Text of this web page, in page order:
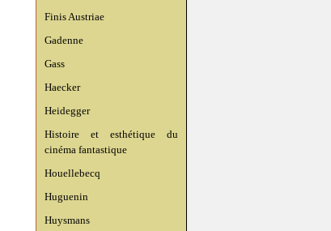
Finis Austriae
Gadenne
Gass
Haecker
Heidegger
Histoire et esthétique du
cinéma fantastique
Houellebecq
Huguenin
Huysmans